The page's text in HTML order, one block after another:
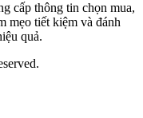
cấp thông tin chọn mua,
mẹo tiết kiệm và đánh
quả.